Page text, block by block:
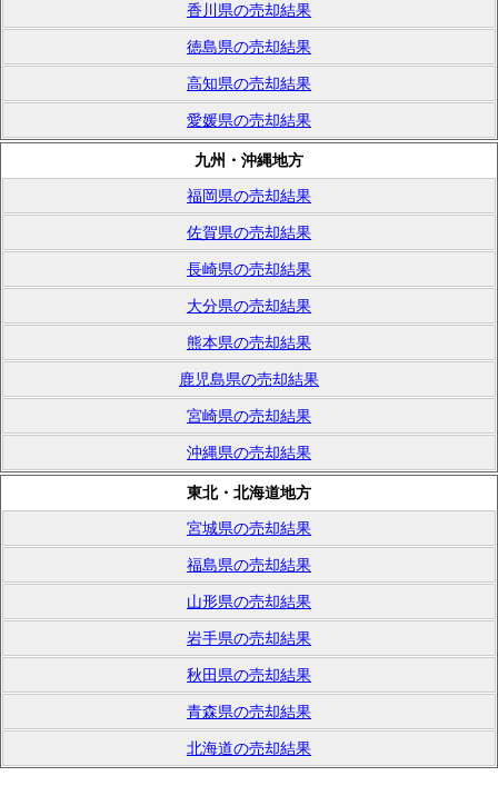
香川県の売却結果
徳島県の売却結果
高知県の売却結果
愛媛県の売却結果
九州・沖縄地方
福岡県の売却結果
佐賀県の売却結果
長崎県の売却結果
大分県の売却結果
熊本県の売却結果
鹿児島県の売却結果
宮崎県の売却結果
沖縄県の売却結果
東北・北海道地方
宮城県の売却結果
福島県の売却結果
山形県の売却結果
岩手県の売却結果
秋田県の売却結果
青森県の売却結果
北海道の売却結果